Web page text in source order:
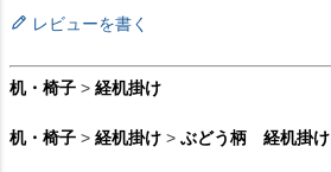
レビューを書く
机・椅子 > 経机掛け
机・椅子 > 経机掛け > ぶどう柄 経机掛け